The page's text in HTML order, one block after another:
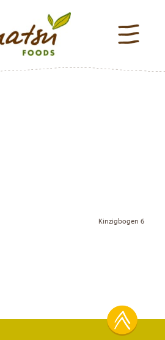
Kinzigbogen 6